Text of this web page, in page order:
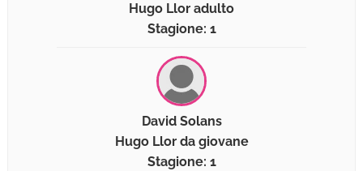
Hugo Llor adulto
Stagione: 1
David Solans
Hugo Llor da giovane
Stagione: 1